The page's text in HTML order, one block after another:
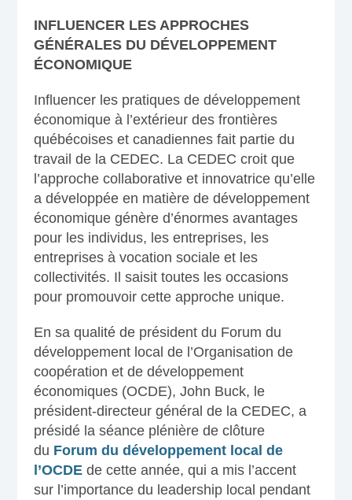
INFLUENCER LES APPROCHES
GÉNÉRALES DU DÉVELOPPEMENT
ÉCONOMIQUE
Influencer les pratiques de développement
économique à l’extérieur des frontières
québécoises et canadiennes fait partie du
travail de la CEDEC. La CEDEC croit que
l’approche collaborative et innovatrice qu’elle
a développée en matière de développement
économique génère d’énormes avantages
pour les individus, les entreprises, les
entreprises à vocation sociale et les
collectivités. Il saisit toutes les occasions
pour promouvoir cette approche unique.
En sa qualité de président du Forum du
développement local de l’Organisation de
coopération et de développement
économiques (OCDE), John Buck, le
président-directeur général de la CEDEC, a
présidé la séance plénière de clôture
du Forum du développement local de
l’OCDEde cette année, qui a mis l’accent
sur l’importance du leadership local pendant